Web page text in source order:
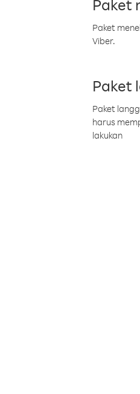
Paket
Paket
Viber.
Paket
Paket
harus
lakukan